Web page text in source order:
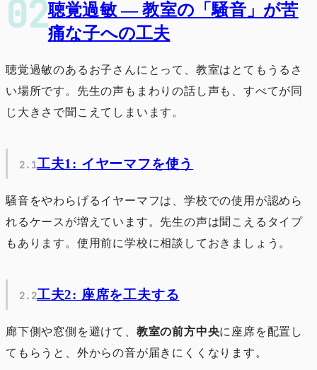
聴覚過敏 ― 教室の「騒音」が苦
痛な子への工夫
聴覚過敏のあるお子さんにとって、教室はとてもうるさ
い場所です。先生の声もまわりの話し声も、すべてが同
じ大きさで聞こえてしまいます。
工夫1: イヤーマフを使う
騒音をやわらげるイヤーマフは、学校での使用が認めら
れるケースが増えています。先生の声は聞こえるタイプ
もあります。使用前に学校に相談しておきましょう。
工夫2: 座席を工夫する
廊下側や窓側を避けて、 教室の前方中央に座席を配置し
てもらうと、外からの音が届きにくくなります。